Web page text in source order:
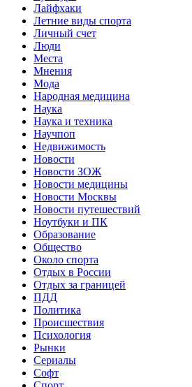
Лайфхаки
Летние виды спорта
Личный счет
Люди
Места
Мнения
Мода
Народная медицина
Наука
Наука и техника
Научпоп
Недвижимость
Новости
Новости ЗОЖ
Новости медицины
Новости Москвы
Новости путешествий
Ноутбуки и ПК
Образование
Общество
Около спорта
Отдых в России
Отдых за границей
ПДД
Политика
Происшествия
Психология
Рынки
Сериалы
Софт